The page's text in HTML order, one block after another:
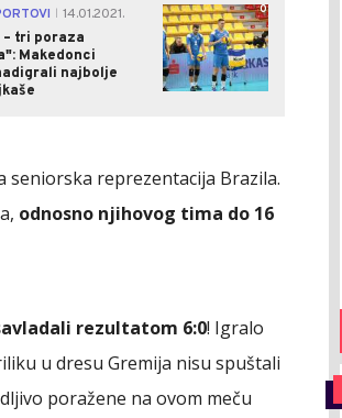
14.01.2021.
– tri poraza
Makedonci
najbolje
0
seniorska reprezentacija Brazila.
odnosno njihovog tima do 16
rezultatom 6:0! Igralo
u dresu Gremija nisu spuštali
poražene na ovom meču